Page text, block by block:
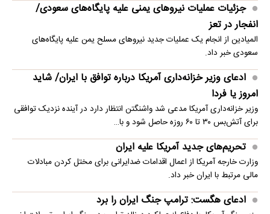
جزئیات عملیات نیروهای یمنی علیه پایگاه‌های سعودی/
انفجار در تعز
المیادین از انجام یک عملیات جدید نیروهای مسلح یمن علیه پایگاه‌های
سعودی خبر داد.
ادعای وزیر خزانه‌داری آمریکا درباره توافق با ایران/ شاید
امروز یا فردا
وزیر خزانه‌داری آمریکا مدعی شد واشنگتن انتظار دارد در آینده نزدیک توافقی
برای آتش‌بس ۳۰ تا ۶۰ روزه حاصل شود و با…
تحریم‌های جدید آمریکا علیه ایران
وزارت خارجه آمریکا از اعمال اقدامات ضدایرانی برای مختل کردن مبادلات
مالی مرتبط با ایران خبر داد.
ادعای هگست: ترامپ جنگ ایران را برد